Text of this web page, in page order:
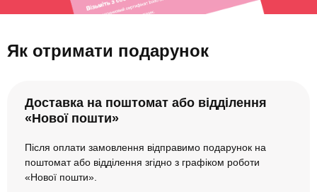
Як отримати подарунок
Доставка на поштомат або відділення
«Нової пошти»
Після оплати замовлення відправимо подарунок на
поштомат або відділення згідно з графіком роботи
«Нової пошти».